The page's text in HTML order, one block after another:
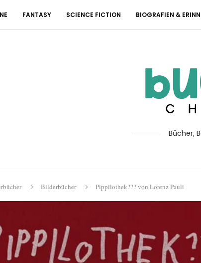
FANTASY SCIENCE FICTION BIOGRAFIEN &
Bücher,
Bilderbücher Pippilothek??? von Lorenz Pauli